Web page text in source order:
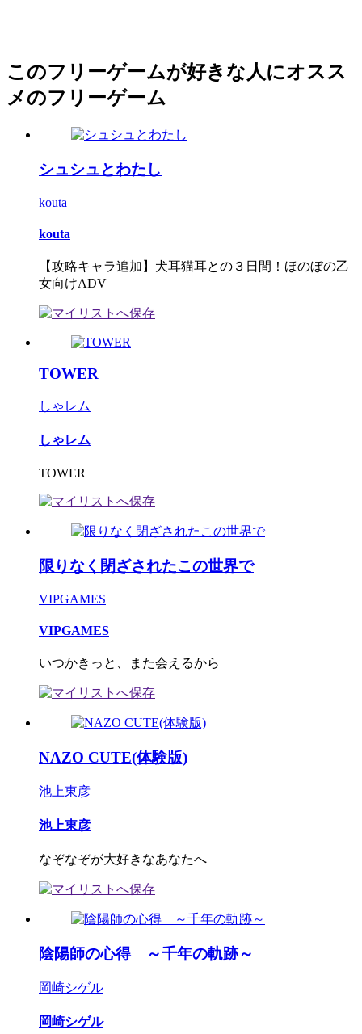
このフリーゲームが好きな人にオスス
メのフリーゲーム
シュシュとわたし
kouta
kouta
【攻略キャラ追加】犬耳猫耳との３日間！ほのぼの乙
女向けADV
TOWER
しゃレム
しゃレム
TOWER
限りなく閉ざされたこの世界で
VIPGAMES
VIPGAMES
いつかきっと、また会えるから
NAZO CUTE(体験版)
池上東彦
池上東彦
なぞなぞが大好きなあなたへ
陰陽師の心得 ～千年の軌跡～
岡崎シゲル
岡崎シゲル